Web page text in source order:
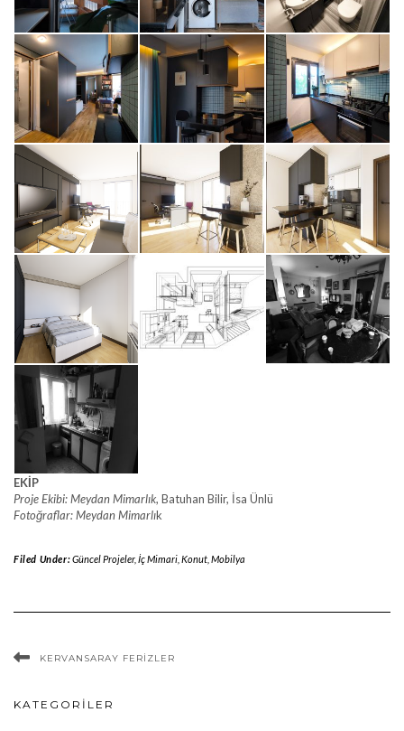
EKİP
Proje Ekibi: Meydan Mimarlık, Batuhan Bilir, İsa Ünlü
Fotoğraflar: Meydan Mimarlık
Filed Under:Güncel Projeler, İç Mimari, Konut, Mobilya
KERVANSARAY FERIZLER
KATEGORILER